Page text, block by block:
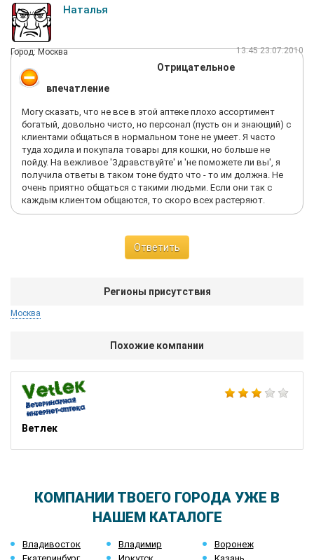
Наталья
Город: Москва 13:45 23.07.2010
Отрицательное
впечатление
Могу сказать, что не все в этой аптеке плохо ассортимент
богатый, довольно чисто, но персонал (пусть он и знающий) с
клиентами общаться в нормальном тоне не умеет. Я часто
туда ходила и покупала товары для кошки, но больше не
пойду. На вежливое 'Здравствуйте' и 'не поможете ли вы', я
получила ответы в таком тоне будто что - то им должна. Не
очень приятно общаться с такими людьми. Если они так с
каждым клиентом общаются, то скоро всех растеряют.
Ответить
Регионы присутствия
Москва
Похожие компании
Ветлек
КОМПАНИИ ТВОЕГО ГОРОДА УЖЕ В
НАШЕМ КАТАЛОГЕ
Владивосток Владимир
Воронеж